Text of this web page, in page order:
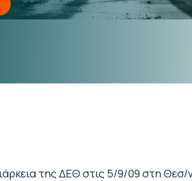
της ΔΕΘ στις 5/9/09 στη Θεσ/